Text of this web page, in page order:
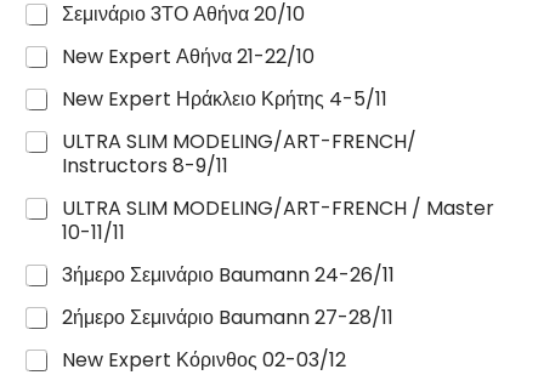
Σεμινάριο 3ΤΟ Αθήνα 20/10
New Expert Αθήνα 21-22/10
New Expert Ηράκλειο Κρήτης 4-5/11
ULTRA SLIM MODELING/ART-FRENCH/
Instructors 8-9/11
ULTRA SLIM MODELING/ART-FRENCH / Master
10-11/11
3ήμερο Σεμινάριο Baumann 24-26/11
2ήμερο Σεμινάριο Baumann 27-28/11
New Expert Κόρινθος 02-03/12